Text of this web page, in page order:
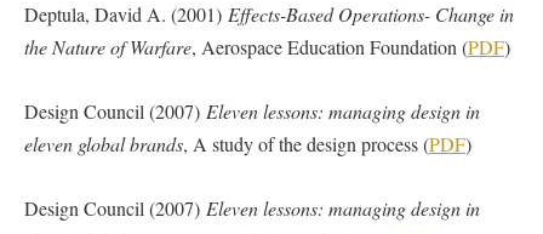
Deptula, David A. (2001) Effects-Based Operations- Change in
the Nature of Warfare, Aerospace Education Foundation (PDF)
Design Council (2007) Eleven lessons: managing design in
eleven global brands, A study of the design process (PDF)
Design Council (2007) Eleven lessons: managing design in